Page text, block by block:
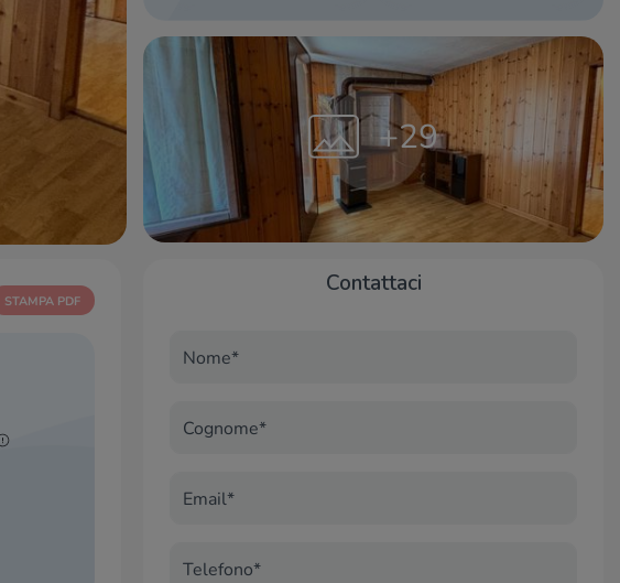
+29
STAMPA PDF
Contattaci
Nome*
Cognome*
Email*
Telefono*